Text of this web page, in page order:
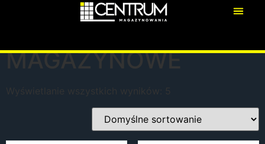
REGAŁY
MAGAZYNOWE
Wyświetlanie wszystkich wyników: 5